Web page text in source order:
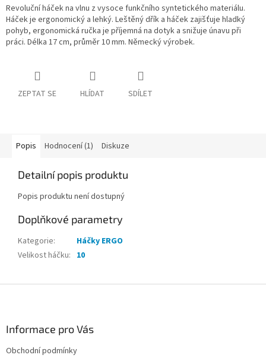
Revoluční háček na vlnu z vysoce funkčního syntetického materiálu.
Háček je ergonomický a lehký. Leštěný dřík a háček zajišťuje hladký
pohyb, ergonomická ručka je příjemná na dotyk a snižuje únavu při
práci. Délka 17 cm, průměr 10 mm. Německý výrobek.
ZEPTAT SE HLÍDAT SDÍLET
Popis Hodnocení (1) Diskuze
Detailní popis produktu
Popis produktu není dostupný
Doplňkové parametry
Kategorie:
Háčky ERGO
Velikost háčku: 10
Informace pro Vás
Obchodní podmínky